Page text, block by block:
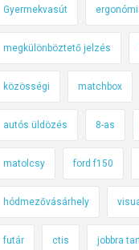
Gyermekvasút
megkülönböztető jelzés
közösségi matchbox
autós üldözés 8-as
matolcsy ford f150
hódmezővásárhely
futár ctis jobbra